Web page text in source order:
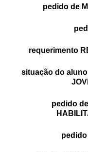
pedido de
requerimento
situação do aluno
pedido
pedido